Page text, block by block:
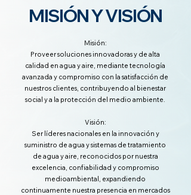
MISIÓN Y VISIÓN
Misión:
Proveer soluciones innovadoras y de alta
calidad en agua y aire, mediante tecnología
avanzada y compromiso con la satisfacción de
nuestros clientes, contribuyendo al bienestar
social y a la protección del medio ambiente.
Visión:
Ser líderes nacionales en la innovación y
suministro de agua y sistemas de tratamiento
de agua y aire, reconocidos por nuestra
excelencia, confiabilidad y compromiso
medioambiental, expandiendo
continuamente nuestra presencia en mercados